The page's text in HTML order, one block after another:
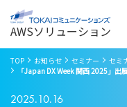
AWSソリューション
TOP お知らせ セミナー
セミ
「Japan DX Week 関西 2025」出
2025.10.16